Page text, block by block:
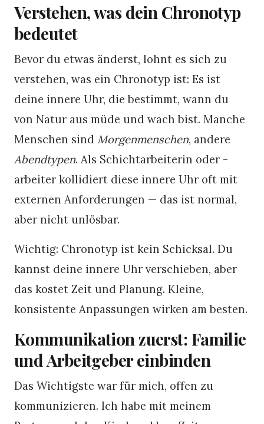
Verstehen, was dein Chronotyp
bedeutet
Bevor du etwas änderst, lohnt es sich zu
verstehen, was ein Chronotyp ist: Es ist
deine innere Uhr, die bestimmt, wann du
von Natur aus müde und wach bist. Manche
Menschen sind Morgenmenschen, andere
Abendtypen. Als Schichtarbeiterin oder -
arbeiter kollidiert diese innere Uhr oft mit
externen Anforderungen — das ist normal,
aber nicht unlösbar.
Wichtig: Chronotyp ist kein Schicksal. Du
kannst deine innere Uhr verschieben, aber
das kostet Zeit und Planung. Kleine,
konsistente Anpassungen wirken am besten.
Kommunikation zuerst: Familie
und Arbeitgeber einbinden
Das Wichtigste war für mich, offen zu
kommunizieren. Ich habe mit meinem